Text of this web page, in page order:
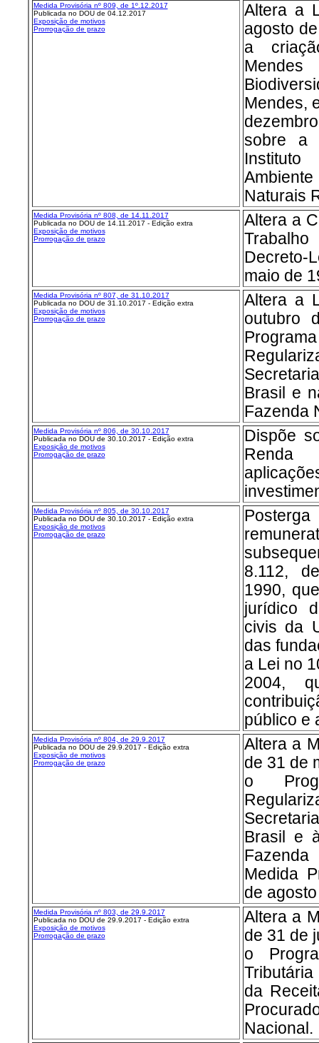
Medida Provisória nº 809, de 1º.12.2017
Publicada no DOU de 04.12.2017
Exposição de motivos
Prorrogação de prazo
Altera a
agosto
a
Mendes,
sobre a
Naturais
Medida Provisória nº 808, de 14.11.2017
Publicada no DOU de 14.11.2017 - Edição extra
Exposição de motivos
Prorrogação de prazo
Altera a
maio de
Medida Provisória nº 807, de 31.10.2017
Publicada no DOU de 31.10.2017 - Edição extra
Exposição de motivos
Prorrogação de prazo
Altera a
outubro
Brasil e
Fazenda
Medida Provisória nº 806, de 30.10.2017
Publicada no DOU de 30.10.2017 - Edição extra
Exposição de motivos
Prorrogação de prazo
Dispõe
Renda
Medida Provisória nº 805, de 30.10.2017
Publicada no DOU de 30.10.2017 - Edição extra
Exposição de motivos
Prorrogação de prazo
8.112,
1990,
jurídico
civis da
das
a Lei no
2004,
público e
Medida Provisória nº 804, de 29.9.2017
Publicada no DOU de 29.9.2017 - Edição extra
Exposição de motivos
Prorrogação de prazo
Altera a
de 31 de
o
Brasil e
Medida
de
Medida Provisória nº 803, de 29.9.2017
Publicada no DOU de 29.9.2017 - Edição extra
Exposição de motivos
Prorrogação de prazo
Altera a
de 31 de
o
da
Nacional.